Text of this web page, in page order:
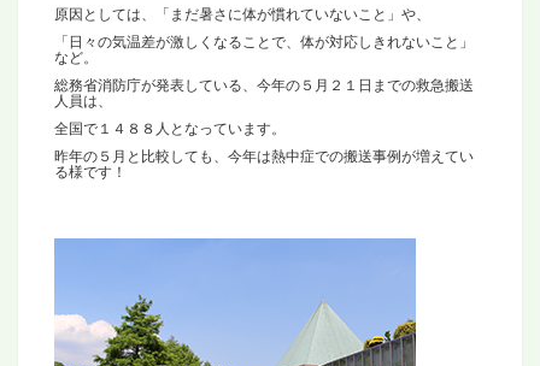
原因としては、「まだ暑さに体が慣れていないこと」や、
「日々の気温差が激しくなることで、体が対応しきれないこと」
など。
総務省消防庁が発表している、今年の５月２１日までの救急搬送
人員は、
全国で１４８８人となっています。
昨年の５月と比較しても、今年は熱中症での搬送事例が増えてい
る様です！